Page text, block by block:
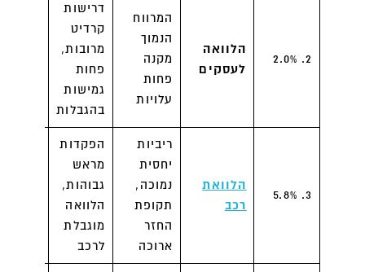
2. 2.0%
הלוואה
לעסקים
המרווח
הנמוך
מקנה
פחות
עלויות
דרישות
קרדיט
מרובות,
פחות
גמישות
בהגבלות
3. 5.8%
הלוואת
רכב
ריביות
יחסית
נמוכה,
תקופת
החזר
ארוכה
הפקדות
מראש
גבוהות,
הלוואה
מוגבלת
לרכב